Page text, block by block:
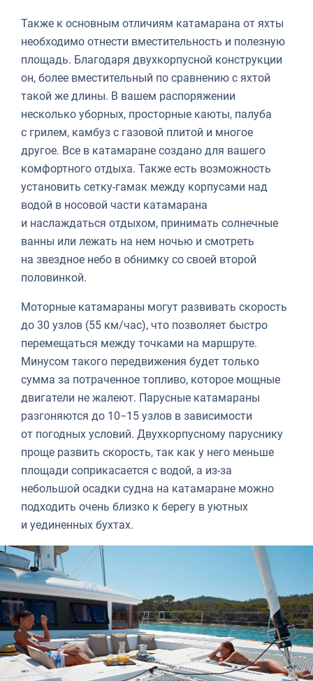
Также к основным отличиям катамарана от яхты
необходимо отнести вместительность и полезную
площадь. Благодаря двухкорпусной конструкции
он, более вместительный по сравнению с яхтой
такой же длины. В вашем распоряжении
несколько уборных, просторные каюты, палуба
с грилем, камбуз с газовой плитой и многое
другое. Все в катамаране создано для вашего
комфортного отдыха. Также есть возможность
установить сетку-гамак между корпусами над
водой в носовой части катамарана
и наслаждаться отдыхом, принимать солнечные
ванны или лежать на нем ночью и смотреть
на звездное небо в обнимку со своей второй
половинкой.
Моторные катамараны могут развивать скорость
до 30 узлов (55 км/час), что позволяет быстро
перемещаться между точками на маршруте.
Минусом такого передвижения будет только
сумма за потраченное топливо, которое мощные
двигатели не жалеют. Парусные катамараны
разгоняются до 10−15 узлов в зависимости
от погодных условий. Двухкорпусному паруснику
проще развить скорость, так как у него меньше
площади соприкасается с водой, а из-за
небольшой осадки судна на катамаране можно
подходить очень близко к берегу в уютных
и уединенных бухтах.